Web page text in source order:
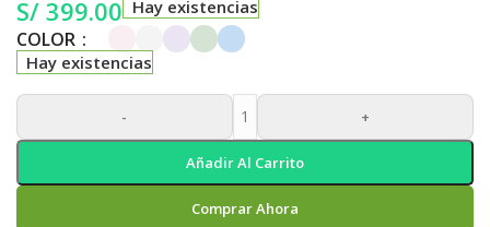
S/ 399.00 Hay existencias
COLOR
Hay existencias
- +
Añadir Al Carrito
Comprar Ahora